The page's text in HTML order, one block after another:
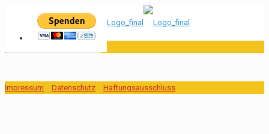
Impressum Datenschutz Haftungsausschluss